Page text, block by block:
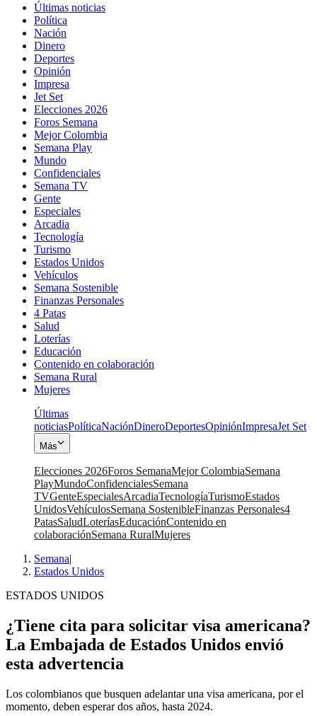
Últimas noticias
Política
Nación
Dinero
Deportes
Opinión
Impresa
Jet Set
Elecciones 2026
Foros Semana
Mejor Colombia
Semana Play
Mundo
Confidenciales
Semana TV
Gente
Especiales
Arcadia
Tecnología
Turismo
Estados Unidos
Vehículos
Semana Sostenible
Finanzas Personales
4 Patas
Salud
Loterías
Educación
Contenido en colaboración
Semana Rural
Mujeres
Últimas
noticiasPolíticaNaciónDineroDeportesOpiniónImpresaJet Set
Más
Elecciones 2026Foros SemanaMejor ColombiaSemana
PlayMundoConfidencialesSemana
TVGenteEspecialesArcadiaTecnologíaTurismoEstados
UnidosVehículosSemana SostenibleFinanzas Personales4
PatasSaludLoteríasEducaciónContenido en
colaboraciónSemana RuralMujeres
Semana|
Estados Unidos
ESTADOS UNIDOS
¿Tiene cita para solicitar visa americana?
La Embajada de Estados Unidos envió
esta advertencia
Los colombianos que busquen adelantar una visa americana, por el
momento, deben esperar dos años, hasta 2024.